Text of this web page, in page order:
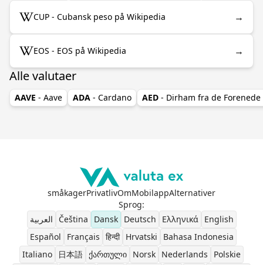
CUP - Cubansk peso på Wikipedia →
EOS - EOS på Wikipedia →
Alle valutaer
AAVE - Aave ADA - Cardano AED - Dirham fra de
småkagerPrivatlivOmMobilappAlternativer
Sprog:
العربية
Čeština Dansk Deutsch Ελληνικά
English
Español
Français हिन्दी Hrvatski
Bahasa Indonesia
Italiano
日本語 ქართული Norsk Nederlands Polskie